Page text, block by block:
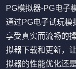
PG模拟器-PG电子
通过PG电子试玩模
享受真实而流畅的
拟器下载和更新，
拟器的性能优化还